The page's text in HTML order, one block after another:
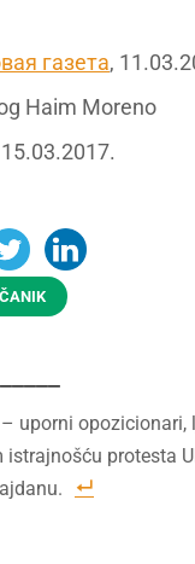
газета,
Haim Moreno
– uporni opozicionari,
istrajnošću protesta